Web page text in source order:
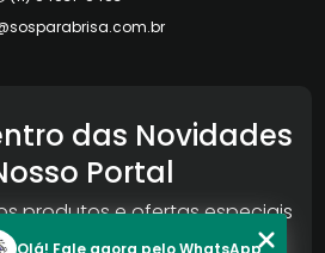
das Novidades
Portal
produtos e ofertas especiais
Reconlog
Olá! Fale agora pelo WhatsApp